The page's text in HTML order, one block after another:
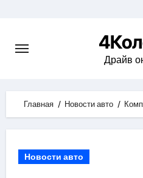
content
Драйв
Главная Новости авто
Новости авто